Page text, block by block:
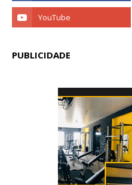
PUBLICIDADE